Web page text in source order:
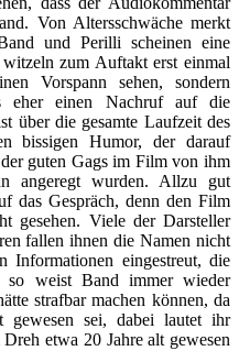
Von Altersschwäche merkt
und Perilli scheinen eine
zum Auftakt erst einmal
Vorspann sehen, sondern
eher einen Nachruf auf die
über die gesamte Laufzeit des
bissigen Humor, der darauf
guten Gags im Film von ihm
angeregt wurden. Allzu gut
das Gespräch, denn den Film
gesehen. Viele der Darsteller
fallen ihnen die Namen nicht
eingestreut, die
so weist Band immer wieder
strafbar machen können, da
sei, dabei lautet ihr
etwa 20 Jahre alt gewesen